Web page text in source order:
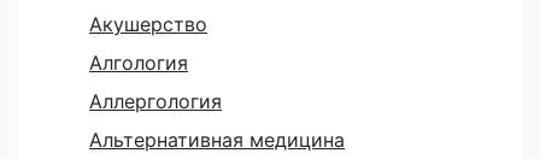
Акушерство
Алгология
Аллергология
Альтернативная медицина